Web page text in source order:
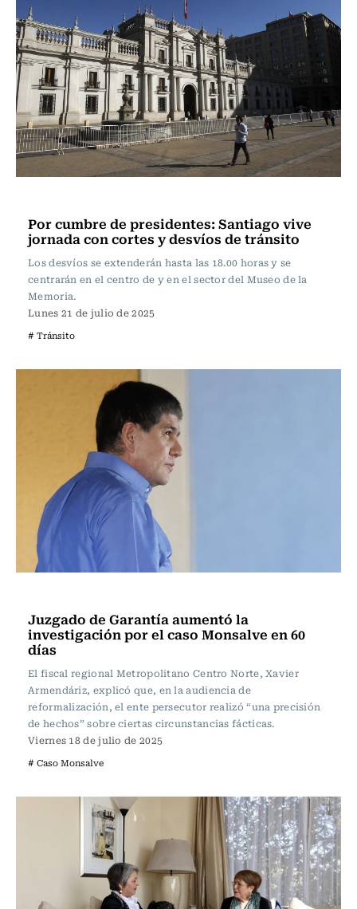
Por cumbre de presidentes: Santiago vive
jornada con cortes y desvíos de tránsito
Los desvíos se extenderán hasta las 18.00 horas y se
centrarán en el centro de y en el sector del Museo de la
Memoria.
Lunes 21 de julio de 2025
# Tránsito
Juzgado de Garantía aumentó la
investigación por el caso Monsalve en 60
días
El fiscal regional Metropolitano Centro Norte, Xavier
Armendáriz, explicó que, en la audiencia de
reformalización, el ente persecutor realizó “una precisión
de hechos” sobre ciertas circunstancias fácticas.
Viernes 18 de julio de 2025
# Caso Monsalve